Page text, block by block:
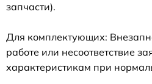
запчасти).
Для комплектующих:
работе или несоответствие
характеристикам при